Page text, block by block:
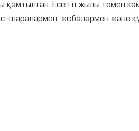
Есепті жылы төмен
шаралармен, жобалармен және